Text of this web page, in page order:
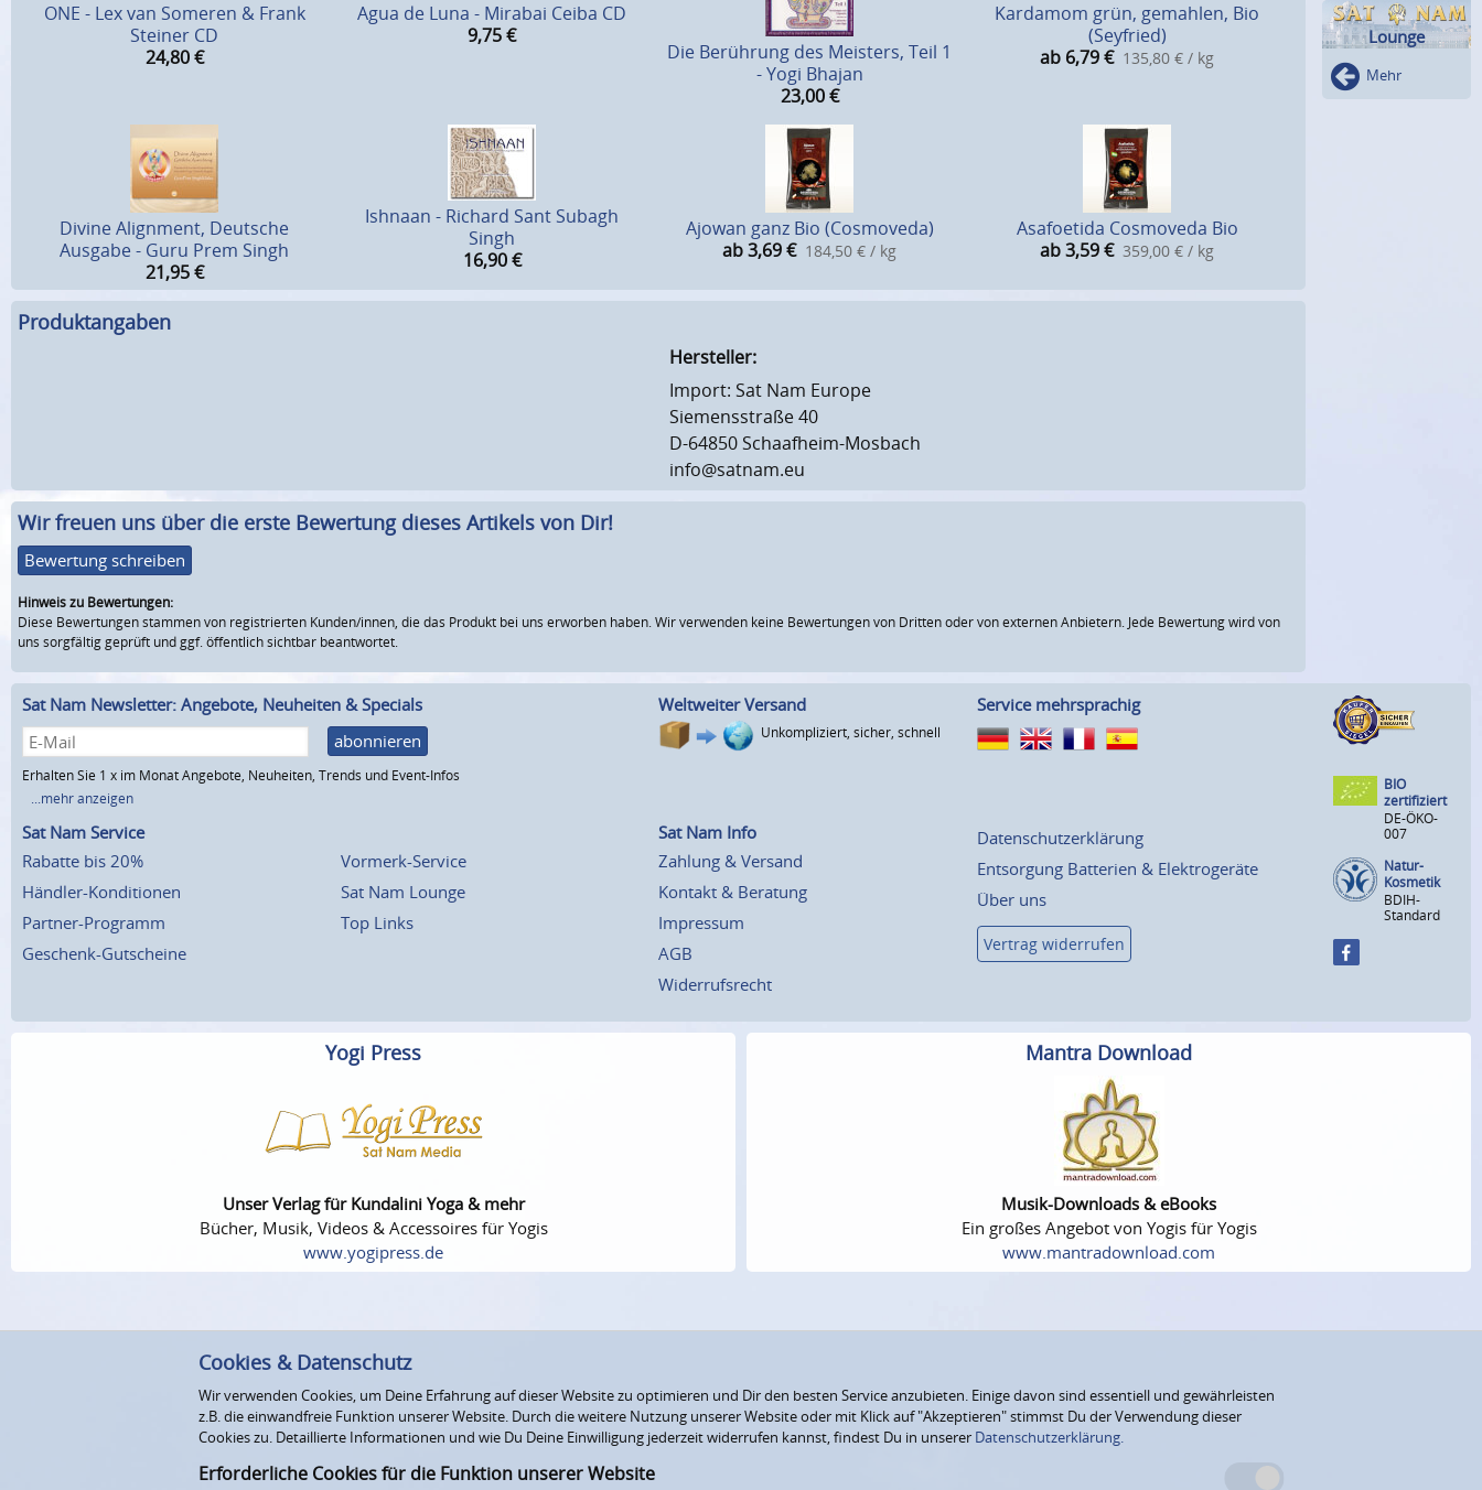
ONE - Lex van Someren & Frank
Steiner CD
24,80 €
Agua de Luna - Mirabai Ceiba CD
9,75€
Die Berührung des Meisters, Teil 1
- Yogi Bhajan
23,00 €
Kardamom grün, gemahlen, Bio
(Seyfried)
ab 6,79€ 135,80 € / kg
Divine Alignment, Deutsche
Ausgabe - Guru Prem Singh
21,95 €
Ishnaan - Richard Sant Subagh
Singh
16,90 €
Ajowan ganz Bio (Cosmoveda)
ab 3,69€ 184,50 € / kg
Asafoetida Cosmoveda Bio
ab 3,59€ 359,00 € / kg
Produktangaben
Hersteller:
Import: Sat Nam Europe
Siemensstraße 40
D-64850 Schaafheim-Mosbach
info@satnam.eu
Wir freuen uns über die erste Bewertung dieses Artikels von Dir!
Bewertung schreiben
Hinweis zu Bewertungen:
Diese Bewertungen stammen von registrierten Kunden/innen, die das Produkt bei uns erworben haben. Wir verwenden keine Bewertungen von Dritten oder von externen Anbietern. Jede Bewertung wird von
uns sorgfältig geprüft und ggf. öffentlich sichtbar beantwortet.
Lounge
Mehr
Sat Nam Newsletter: Angebote, Neuheiten & Specials
abonnieren
Erhalten Sie 1 x im Monat Angebote, Neuheiten, Trends und Event-Infos
...mehr anzeigen
Weltweiter Versand
Unkompliziert, sicher, schnell
Service mehrsprachig
Sat Nam Service
Rabatte bis 20%
Händler-Konditionen
Partner-Programm
Geschenk-Gutscheine
Vormerk-Service
Sat Nam Lounge
Top Links
Sat Nam Info
Zahlung & Versand
Kontakt & Beratung
Impressum
AGB
Widerrufsrecht
Datenschutzerklärung
Entsorgung Batterien & Elektrogeräte
Über uns
Vertrag widerrufen
BIO
zertifiziert
DE-ÖKO-
007
Natur-
Kosmetik
BDIH-
Standard
Yogi Press
Unser Verlag für Kundalini Yoga & mehr
Bücher, Musik, Videos & Accessoires für Yogis
www.yogipress.de
Mantra Download
Musik-Downloads & eBooks
Ein großes Angebot von Yogis für Yogis
www.mantradownload.com
Cookies & Datenschutz
Wir verwenden Cookies, um Deine Erfahrung auf dieser Website zu optimieren und Dir den besten Service anzubieten. Einige davon sind essentiell und gewährleisten
z.B. die einwandfreie Funktion unserer Website. Durch die weitere Nutzung unserer Website oder mit Klick auf "Akzeptieren" stimmst Du der Verwendung dieser
Cookies zu. Detaillierte Informationen und wie Du Deine Einwilligung jederzeit widerrufen kannst, findest Du in unserer Datenschutzerklärung.
Erforderliche Cookies für die Funktion unserer Website